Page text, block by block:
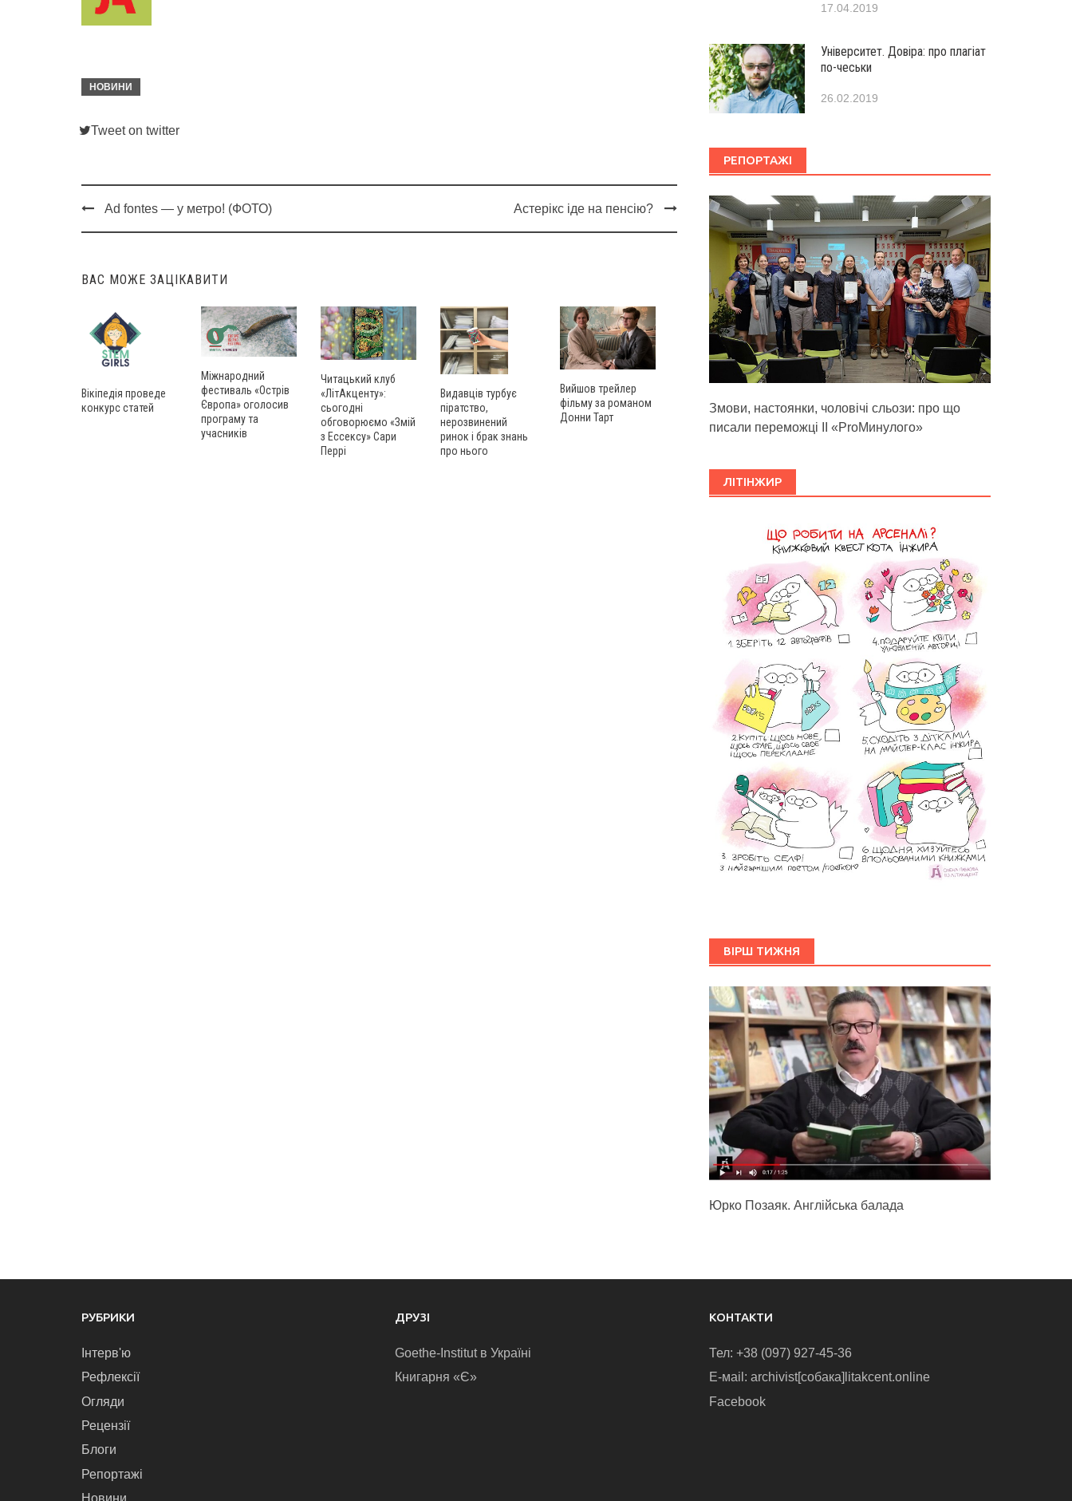
НОВИНИ
Tweet on twitter
Post
Ad fontеs — у метро! (ФОТО) Астерікс іде на пенсію?
ВАС МОЖЕ ЗАЦІКАВИТИ
Вікіпедія проведе
конкурс статей
Міжнародний
фестиваль «Острів
Європа» оголосив
програму та
учасників
Читацький клуб
«ЛітАкценту»:
сьогодні
обговорюємо «Змій
з Ессексу» Сари
Перрі
Видавців турбує
піратство,
нерозвинений
ринок і брак знань
про нього
Вийшов трейлер
фільму за романом
Донни Тарт
17.04.2019
Університет. Довіра: про плагіат
по-чеськи
26.02.2019
РЕПОРТАЖІ
Змови, настоянки, чоловічі сльози: про що
писали переможці ІІ «ProМинулого»
ЛІТІНЖИР
ВІРШ ТИЖНЯ
Юрко Позаяк. Англійська балада
РУБРИКИ
Інтерв'ю
Рефлексії
Огляди
Рецензії
Блоги
Репортажі
Новини
ДРУЗІ
Goethe-Institut в Україні
Книгарня «Є»
КОНТАКТИ
Тел: +38 (097) 927-45-36
E-маіl: archivist[собака]litakcent.online
Facebook